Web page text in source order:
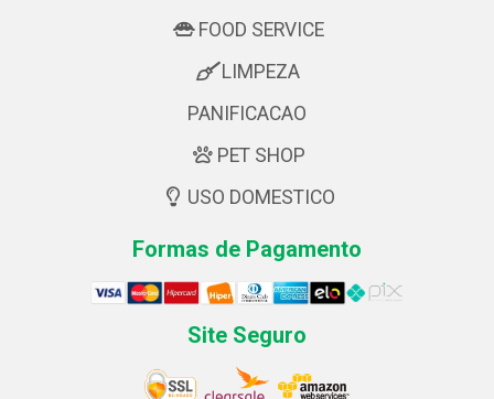
FOOD SERVICE
LIMPEZA
PANIFICACAO
PET SHOP
USO DOMESTICO
Formas de Pagamento
Site Seguro